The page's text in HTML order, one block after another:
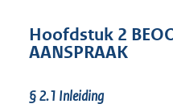
Hoofdstuk 2
AANSPRAAK
§ 2.1 Inleiding